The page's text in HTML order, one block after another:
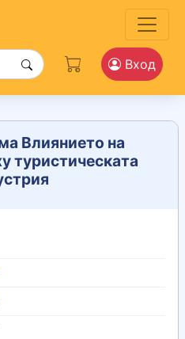
Вход
Влиянието на
туристическата